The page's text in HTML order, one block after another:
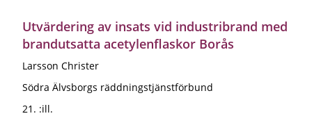
Utvärdering av insats vid industribrand med
brandutsatta acetylenflaskor Borås
Larsson Christer
Södra Älvsborgs räddningstjänstförbund
21. :ill.